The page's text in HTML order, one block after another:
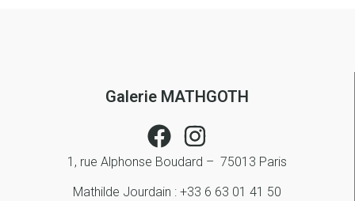
Galerie MATHGOTH
1, rue Alphonse Boudard – 75013 Paris
Mathilde Jourdain : +33 6 63 01 41 50